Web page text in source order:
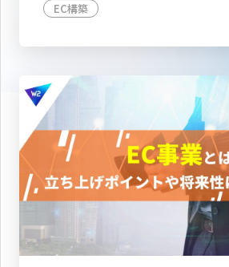
EC構築